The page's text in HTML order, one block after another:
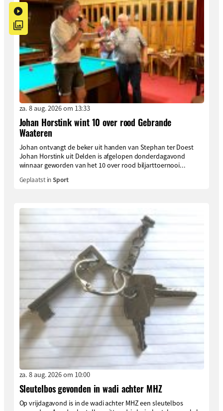
za. 8 aug. 2026 om 13:33
Johan Horstink wint 10 over rood Gebrande
Waateren
Johan ontvangt de beker uit handen van Stephan ter Doest
Johan Horstink uit Delden is afgelopen donderdagavond
winnaar geworden van het 10 over rood biljarttoernooi...
Geplaatst inSport
za. 8 aug. 2026 om 10:00
Sleutelbos gevonden in wadi achter MHZ
Op vrijdagavond is in de wadi achter MHZ een sleutelbos